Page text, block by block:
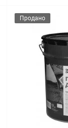
Продано